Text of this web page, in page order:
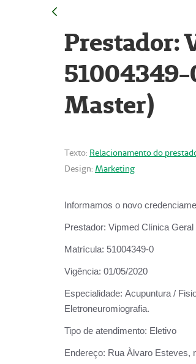
Prestador:
51004349-
Master)
Texto: Relacionamento do
Design: Marketing
Informamos o novo
Prestador: Vipmed Clínica
Matrícula: 51004349-0
Vigência: 01/05/2020
Especialidade: Acupuntura /
Eletroneuromiografia.
Tipo de atendimento: Eletivo
Endereço: Rua Àlvaro Esteves,